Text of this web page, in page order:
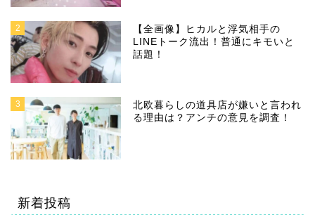
2
【全画像】ヒカルと浮気相手の
LINEトーク流出！普通にキモいと
話題！
3
北欧暮らしの道具店が嫌いと言われ
る理由は？アンチの意見を調査！
新着投稿